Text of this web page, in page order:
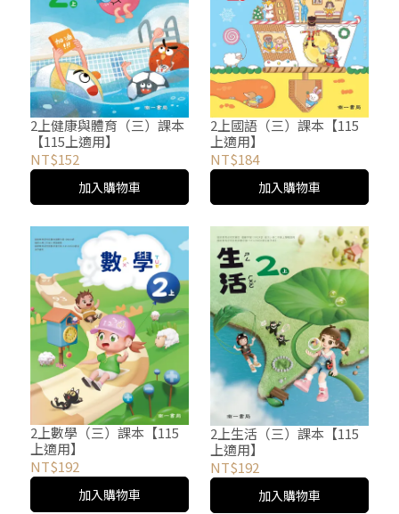
2上健康與體育（三）課本
【115上適用】
NT$152
加入購物車
2上國語（三）課本【115
上適用】
NT$184
加入購物車
2上數學（三）課本【115
上適用】
NT$192
加入購物車
2上生活（三）課本【115
上適用】
NT$192
加入購物車